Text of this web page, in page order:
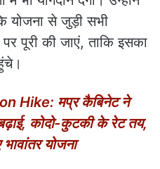
योजना से जुड़ी सभी
पूरी की जाएं, ताकि इसका
Hike: मप्र कैबिनेट ने
कोदो-कुटकी के रेट तय,
योजना